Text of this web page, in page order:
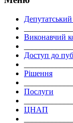
Виконавчий
Доступ до
Рішення
Послуги
ЦНАП